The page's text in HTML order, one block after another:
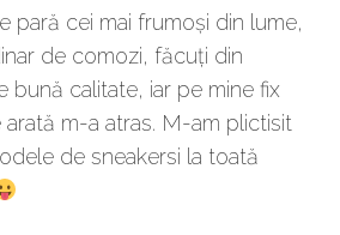
pară cei mai frumoși din lume,
de comozi, făcuți din
bună calitate, iar pe mine fix
m-a atras. M-am plictisit
de sneakersi la toată